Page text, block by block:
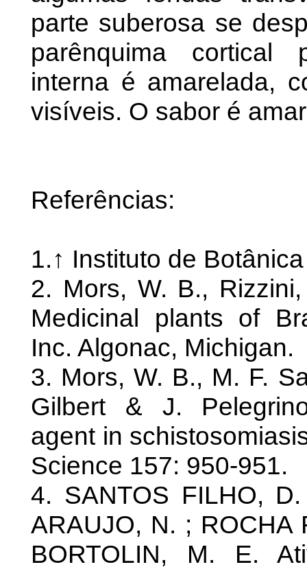
parte suberosa se
parênquima cortical
interna é amarelada,
visíveis. O sabor é
Referências:
1.↑ Instituto de
2. Mors, W. B.,
Medicinal plants of
Inc. Algonac, Michigan.
3. Mors, W. B., M. F.
Gilbert & J.
agent in
Science 157: 950-951.
4. SANTOS FILHO,
ARAUJO, N. ; ROCHA
BORTOLIN, M. E.